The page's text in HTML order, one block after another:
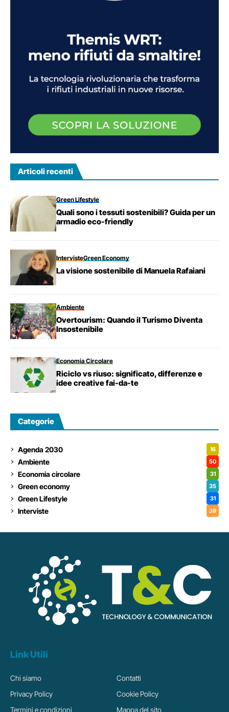
Articoli recenti
Green Lifestyle
Quali sono i tessuti sostenibili? Guida per un
armadio eco-friendly
IntervisteGreen Economy
La visione sostenibile di Manuela Rafaiani
Ambiente
Overtourism: Quando il Turismo Diventa
Insostenibile
Economia Circolare
Riciclo vs riuso: significato, differenze e
idee creative fai-da-te
Categorie
Agenda 2030 16
Ambiente 50
Economia circolare 31
Green economy 35
Green Lifestyle 31
Interviste 39
Link Utili
Chi siamo
Contatti
Privacy Policy
Cookie Policy
Termini e condizioni
Mappa del sito